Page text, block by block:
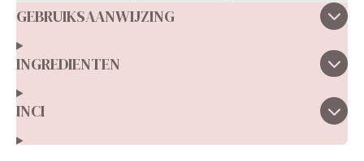
n
GEBRUIKSAANWIJZING
INGREDIENTEN
INCI